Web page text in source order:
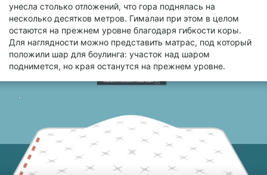
унесла столько отложений, что гора поднялась на
несколько десятков метров. Гималаи при этом в целом
остаются на прежнем уровне благодаря гибкости коры.
Для наглядности можно представить матрас, под который
положили шар для боулинга: участок над шаром
поднимется, но края останутся на прежнем уровне.